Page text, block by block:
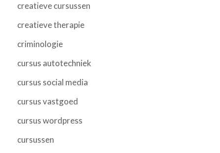
creatieve cursussen
creatieve therapie
criminologie
cursus autotechniek
cursus social media
cursus vastgoed
cursus wordpress
cursussen